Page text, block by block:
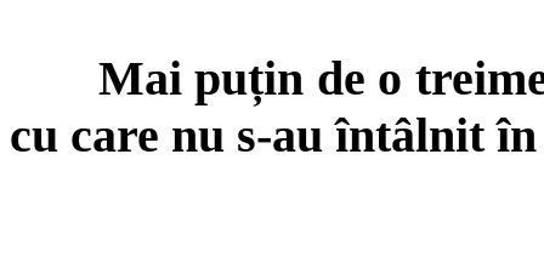
Mai puțin de o
cu care nu s-au întâlnit